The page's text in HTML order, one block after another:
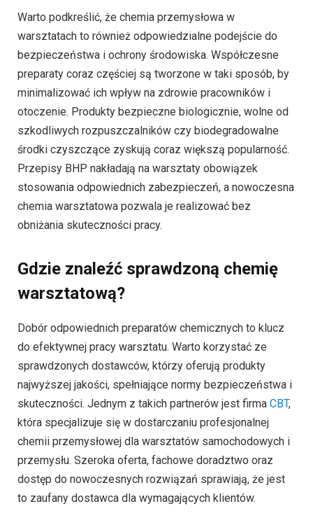
Warto podkreślić, że chemia przemysłowa w
warsztatach to również odpowiedzialne podejście do
bezpieczeństwa i ochrony środowiska. Współczesne
preparaty coraz częściej są tworzone w taki sposób, by
minimalizować ich wpływ na zdrowie pracowników i
otoczenie. Produkty bezpieczne biologicznie, wolne od
szkodliwych rozpuszczalników czy biodegradowalne
środki czyszczące zyskują coraz większą popularność.
Przepisy BHP nakładają na warsztaty obowiązek
stosowania odpowiednich zabezpieczeń, a nowoczesna
chemia warsztatowa pozwala je realizować bez
obniżania skuteczności pracy.
Gdzie znaleźć sprawdzoną chemię
warsztatową?
Dobór odpowiednich preparatów chemicznych to klucz
do efektywnej pracy warsztatu. Warto korzystać ze
sprawdzonych dostawców, którzy oferują produkty
najwyższej jakości, spełniające normy bezpieczeństwa i
skuteczności. Jednym z takich partnerów jest firma CBT,
która specjalizuje się w dostarczaniu profesjonalnej
chemii przemysłowej dla warsztatów samochodowych i
przemysłu. Szeroka oferta, fachowe doradztwo oraz
dostęp do nowoczesnych rozwiązań sprawiają, że jest
to zaufany dostawca dla wymagających klientów.